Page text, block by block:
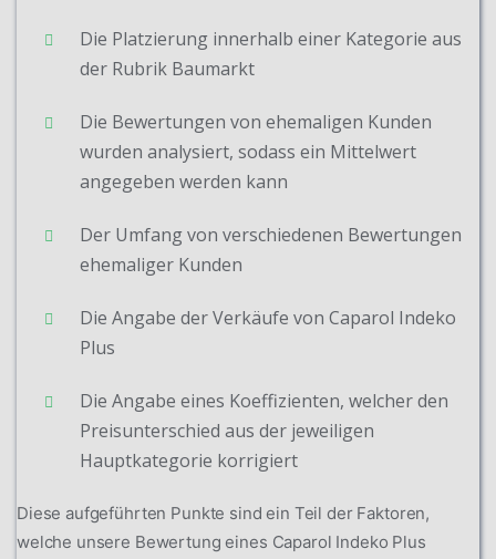
Die Platzierung innerhalb einer Kategorie aus
der Rubrik Baumarkt
Die Bewertungen von ehemaligen Kunden
wurden analysiert, sodass ein Mittelwert
angegeben werden kann
Der Umfang von verschiedenen Bewertungen
ehemaliger Kunden
Die Angabe der Verkäufe von Caparol Indeko
Plus
Die Angabe eines Koeffizienten, welcher den
Preisunterschied aus der jeweiligen
Hauptkategorie korrigiert
Diese aufgeführten Punkte sind ein Teil der Faktoren,
welche unsere Bewertung eines Caparol Indeko Plus